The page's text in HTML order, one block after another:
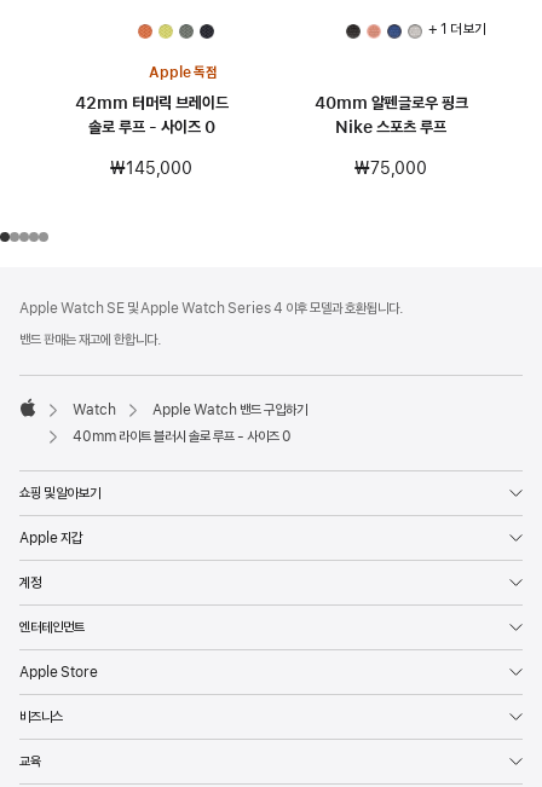
Apple 독점
42mm 터머릭 브레이드
솔로 루프 - 사이즈 0
₩145,000
+ 1 더 보기
40mm 알펜글로우 핑크
Nike 스포츠 루프
₩75,000
Apple Watch SE 및 Apple Watch Series 4 이후 모델과 호환됩니다.
밴드 판매는 재고에 한합니다.
Apple
Watch
Apple Watch 밴드 구입하기
40mm 라이트 블러시 솔로 루프 - 사이즈 0
쇼핑 및 알아보기
Apple 지갑
계정
엔터테인먼트
Apple Store
비즈니스
교육